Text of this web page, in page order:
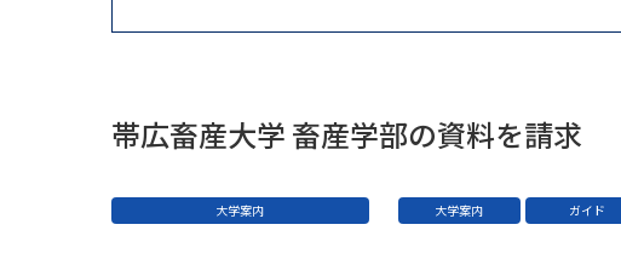
帯広畜産大学 畜産学部の資料を請求
大学案内 大学案内 ガイド